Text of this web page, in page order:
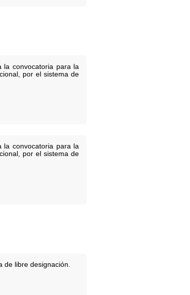
la convocatoria para la
por el sistema de
la convocatoria para la
por el sistema de
libre designación.